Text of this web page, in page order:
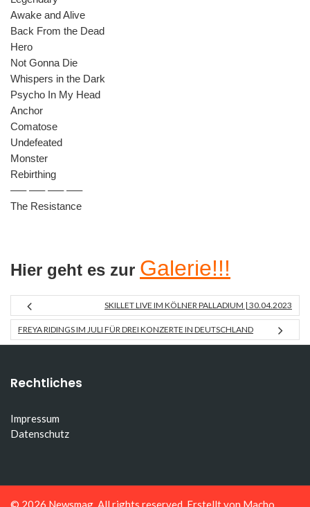
Awake and Alive
Back From the Dead
Hero
Not Gonna Die
Whispers in the Dark
Psycho In My Head
Anchor
Comatose
Undefeated
Monster
Rebirthing
—– —– —– —–
The Resistance
Hier geht es zur Galerie!!!
SKILLET LIVE IM KÖLNER PALLADIUM | 30.04.2023
FREYA RIDINGS IM JULI FÜR DREI KONZERTE IN DEUTSCHLAND
Rechtliches
Impressum
Datenschutz
© 2026 Newsmag . All rights reserved. Erstellt von Macho